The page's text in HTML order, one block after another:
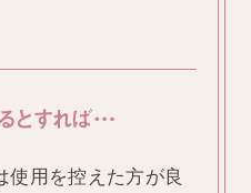
とすれば…
使用を控えた方が良